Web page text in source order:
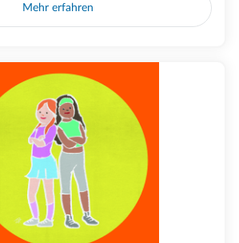
Mehr erfahren